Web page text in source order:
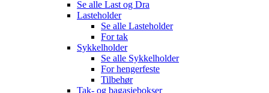
Se alle Last og Dra
Lasteholder
Se alle Lasteholder
For tak
Sykkelholder
Se alle Sykkelholder
For hengerfeste
Tilbehør
Tak- og bagasjebokser